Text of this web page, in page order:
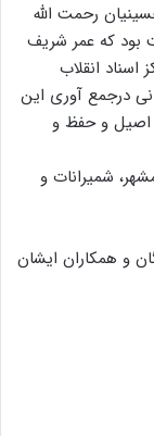
رحمت الله
بود که عمر شریف
اسناد انقلاب
درجمع آوری این
اصیل و حفظ و
شمیرانات و
و همکاران ایشان